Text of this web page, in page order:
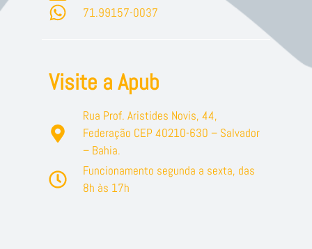
71.99157-0037
Visite a Apub
Rua Prof. Aristides Novis, 44,
Federação CEP 40210-630 – Salvador
– Bahia.
Funcionamento segunda a sexta, das
8h às 17h